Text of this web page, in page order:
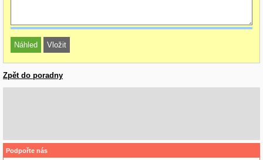
Zpět do poradny
Podpořte nás